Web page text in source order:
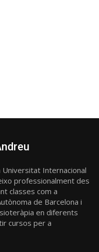
Internacional
professionalment des
classes com a
de Barcelona i
en diferents
cursos per a